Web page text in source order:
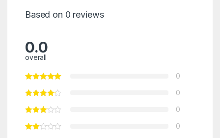
Based on 0 reviews
0.0
overall
0
0
0
0